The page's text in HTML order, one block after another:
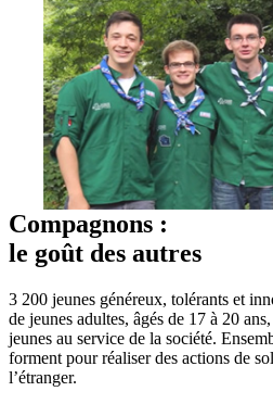
Compagnons :
le goût des autres
3 200 jeunes généreux, tolérants et
de jeunes adultes, âgés de 17 à 20
jeunes au service de la société.
forment pour réaliser des actions de
l’étranger.